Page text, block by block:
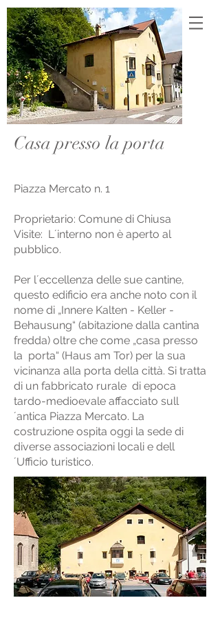
Casa presso la porta
Piazza Mercato n. 1
Proprietario: Comune di Chiusa
Visite: L´interno non è aperto al
pubblico.
Per l´eccellenza delle sue cantine,
questo edificio era anche noto con il
nome di „Innere Kalten - Keller -
Behausung“ (abitazione dalla cantina
fredda) oltre che come „casa presso
la porta“ (Haus am Tor) per la sua
vicinanza alla porta della città. Si tratta
di un fabbricato rurale di epoca
tardo-medioevale affacciato sull
´antica Piazza Mercato. La
costruzione ospita oggi la sede di
diverse associazioni locali e dell
´Ufficio turistico.